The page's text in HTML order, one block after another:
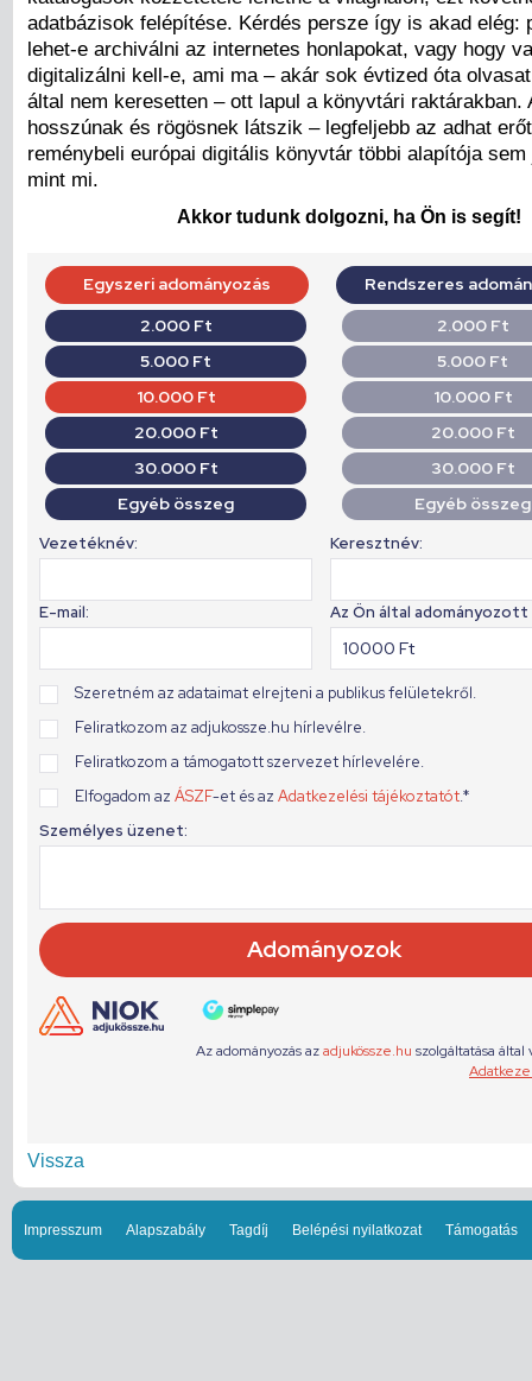
adatbázisok felépítése. Kérdés persze így is akad elég:
lehet-e archiválni az internetes honlapokat, vagy hogy
digitalizálni kell-e, ami ma – akár sok évtized óta
által nem keresetten – ott lapul a könyvtári raktárakban.
hosszúnak és rögösnek látszik – legfeljebb az adhat
reménybeli európai digitális könyvtár többi alapítója
mint mi.
Akkor tudunk dolgozni, ha Ön is segít!
Vissza
Impresszum Alapszabály Tagdíj Belépési nyilatkozat Támogatás